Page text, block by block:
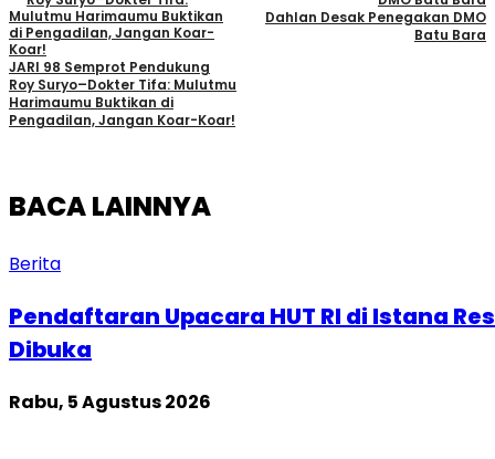
JARI 98 Semprot Pendukung
Roy Suryo–Dokter Tifa: Mulutmu
Harimaumu Buktikan di
Pengadilan, Jangan Koar-Koar!
Dahlan Desak Penegakan DMO
Batu Bara
BACA LAINNYA
Berita
Pendaftaran Upacara HUT RI di Istana
Dibuka
Rabu, 5 Agustus 2026